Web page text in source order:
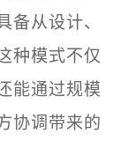
备从设计、
种模式不仅
能通过规模
协调带来的